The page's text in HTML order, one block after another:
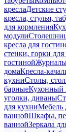
креслаДетские
кресла, стулья,
для кормления
модули
кресла для
стенки, горки
гостиной
домаКресла-
кухниСтолы,
барныеКухонный
уголки, диваны
для кухниМебель
ваннойШкафы,
ваннойЗеркала